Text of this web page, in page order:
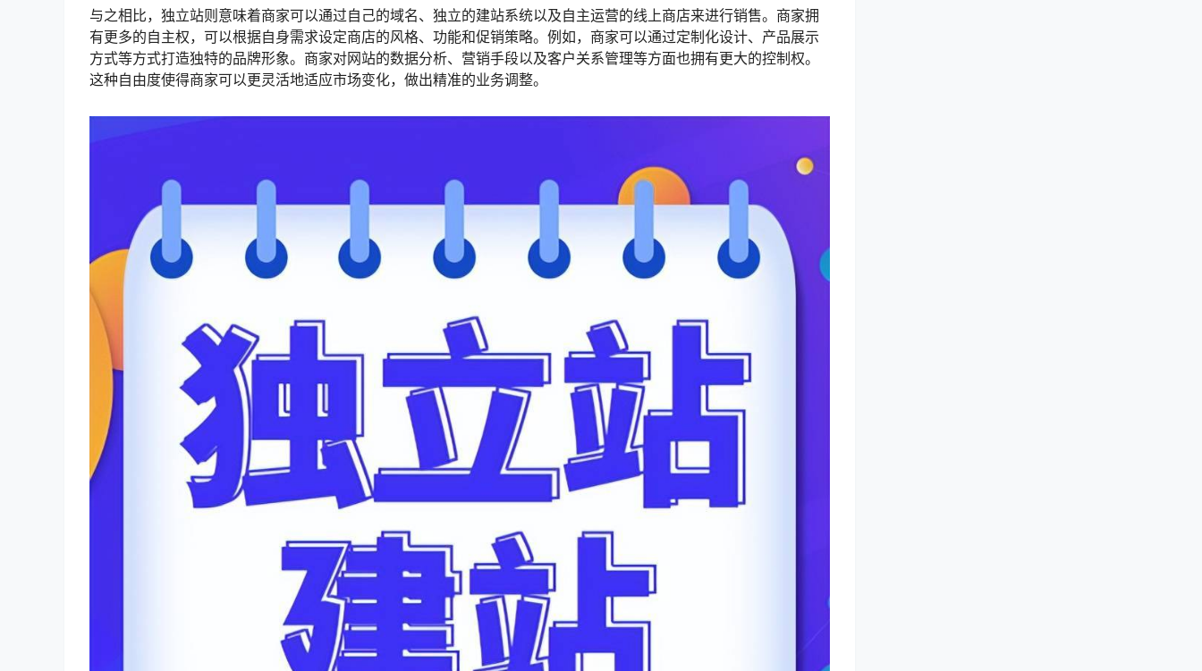
与之相比，独立站则意味着商家可以通过自己的域名、独立的建站系统以及自主运营的线上商店来进行销售。商家拥
有更多的自主权，可以根据自身需求设定商店的风格、功能和促销策略。例如，商家可以通过定制化设计、产品展示
方式等方式打造独特的品牌形象。商家对网站的数据分析、营销手段以及客户关系管理等方面也拥有更大的控制权。
这种自由度使得商家可以更灵活地适应市场变化，做出精准的业务调整。